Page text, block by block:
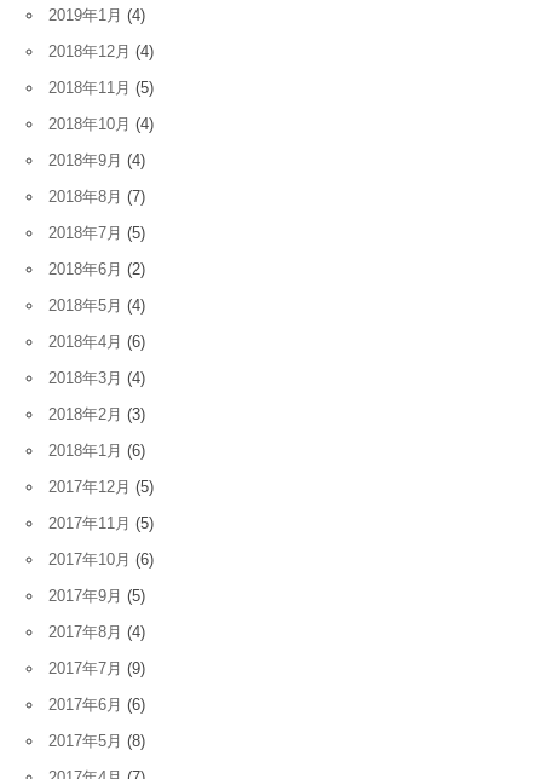
2019年1月 (4)
2018年12月 (4)
2018年11月 (5)
2018年10月 (4)
2018年9月 (4)
2018年8月 (7)
2018年7月 (5)
2018年6月 (2)
2018年5月 (4)
2018年4月 (6)
2018年3月 (4)
2018年2月 (3)
2018年1月 (6)
2017年12月 (5)
2017年11月 (5)
2017年10月 (6)
2017年9月 (5)
2017年8月 (4)
2017年7月 (9)
2017年6月 (6)
2017年5月 (8)